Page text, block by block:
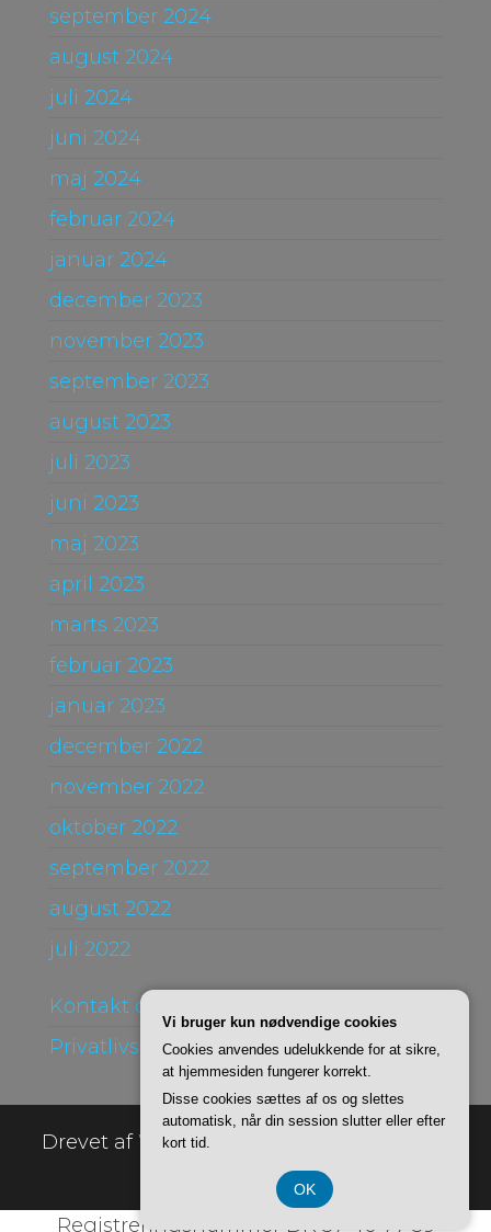
september 2024
august 2024
juli 2024
juni 2024
maj 2024
februar 2024
januar 2024
december 2023
november 2023
september 2023
august 2023
juli 2023
juni 2023
maj 2023
april 2023
marts 2023
februar 2023
januar 2023
december 2022
november 2022
oktober 2022
september 2022
august 2022
juli 2022
Kontakt og Om
Privatlivspolitik
Drevet afWordPress
Registreringsnummer DK 37 40 77 39
Vi bruger kun nødvendige cookies
Cookies anvendes udelukkende for at sikre,
at hjemmesiden fungerer korrekt.
Disse cookies sættes af os og slettes
automatisk, når din session slutter eller efter
kort tid.
OK